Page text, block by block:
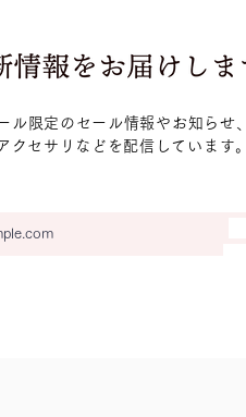
ル限定のセール情報やお知らせ、
クセサリなどを配信しています。